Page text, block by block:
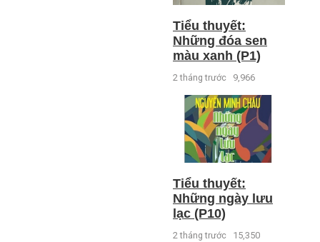
Tiểu thuyết:
Những đóa sen
màu xanh (P1)
2 tháng trước 9,966
Tiểu thuyết:
Những ngày lưu
lạc (P10)
2 tháng trước 15,350